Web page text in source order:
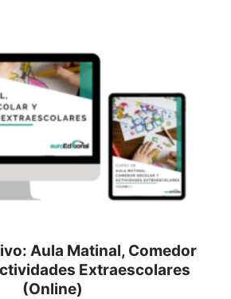
Aula Matinal, Comedor
Extraescolares
(Online)